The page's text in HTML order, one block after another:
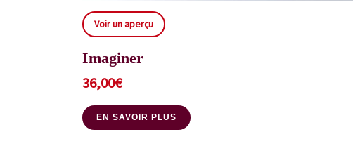
Voir un aperçu
Imaginer
36,00€
EN SAVOIR PLUS